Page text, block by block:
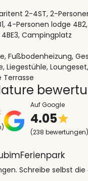
2-4ST, 2-
4-Personen lodge
Campingplatz
Fußbodenheizung,
Liegestühle,
Terrasse
Auf Google
4.05
(238 bewertungen)
Schreibe selbst